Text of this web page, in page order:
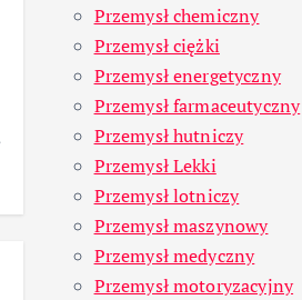
Przemysł chemiczny
Przemysł ciężki
Przemysł energetyczny
Przemysł farmaceutyczny
Przemysł hutniczy
Przemysł Lekki
Przemysł lotniczy
Przemysł maszynowy
Przemysł medyczny
Przemysł motoryzacyjny